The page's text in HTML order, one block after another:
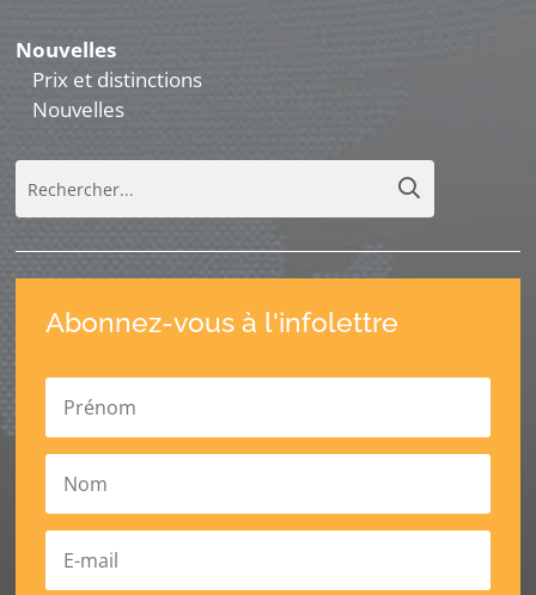
Nouvelles
Prix et distinctions
Nouvelles
Abonnez-vous à l'infolettre